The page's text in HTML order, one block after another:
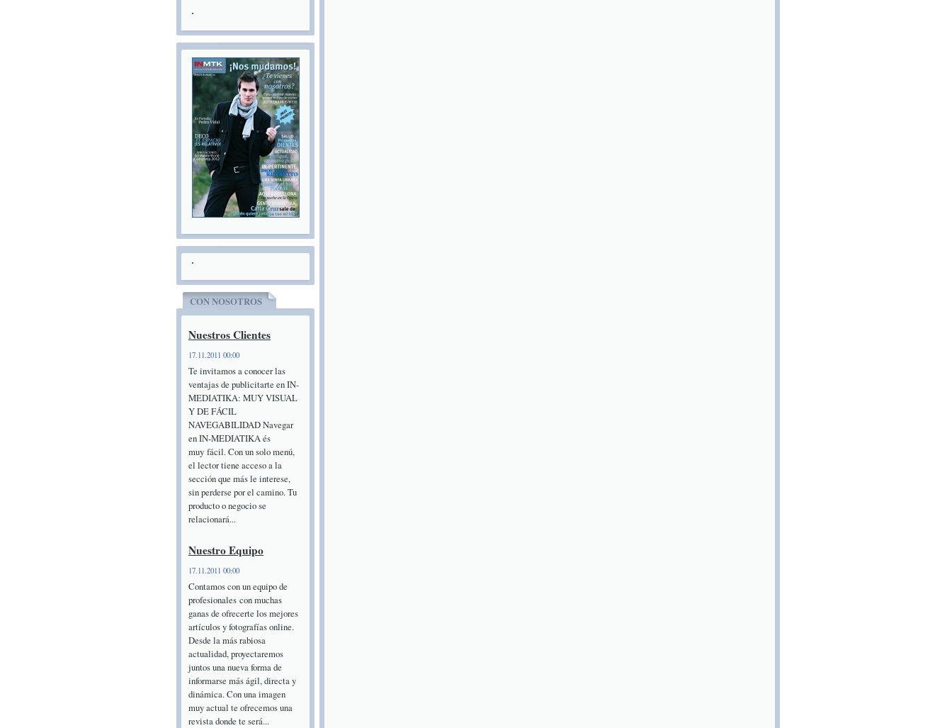
CON NOSOTROS
Nuestros Clientes
17.11.2011 00:00
Te invitamos a conocer las
ventajas de publicitarte en IN-
MEDIATIKA: MUY VISUAL
Y DE FÁCIL
NAVEGABILIDAD Navegar
en IN-MEDIATIKA és
muy fácil. Con un solo menú,
el lector tiene acceso a la
sección que más le interese,
sin perderse por el camino. Tu
producto o negocio se
relacionará...
Nuestro Equipo
17.11.2011 00:00
Contamos con un equipo de
profesionales con muchas
ganas de ofrecerte los mejores
artículos y fotografías online.
Desde la más rabiosa
actualidad, proyectaremos
juntos una nueva forma de
informarse más ágil, directa y
dinámica. Con una imagen
muy actual te ofrecemos una
revista donde te será...